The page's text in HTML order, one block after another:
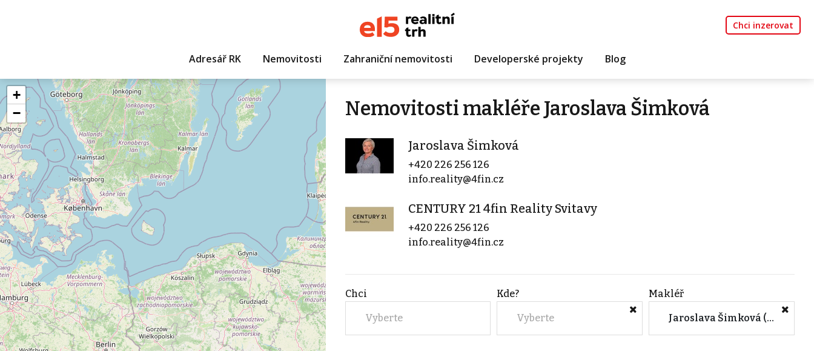
Chci inzerovat
Adresář RK Nemovitosti Zahraniční nemovitosti Developerské projekty Blog
+
−
Nemovitosti makléře Jaroslava Šimková
Jaroslava Šimková
+420 226 256 126
info.reality@4fin.cz
CENTURY 21 4fin Reality Svitavy
+420 226 256 126
info.reality@4fin.cz
Chci
Vyberte
Kde?
Vyberte
Makléř
Jaroslava Šimková (CENTURY 21 4fin Reality Svitavy)